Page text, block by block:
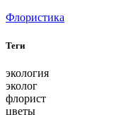
Флористика
Теги
экология
эколог
флорист
цветы